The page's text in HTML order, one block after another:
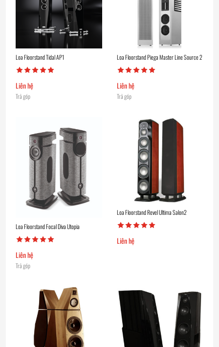
Loa Floorstand Tidal AP1
Liên hệ
Trả góp
Loa Floorstand Piega Master Line Source 2
Liên hệ
Trả góp
Loa Floorstand Focal Diva Utopia
Liên hệ
Trả góp
Loa Floorstand Revel Ultima Salon2
Liên hệ